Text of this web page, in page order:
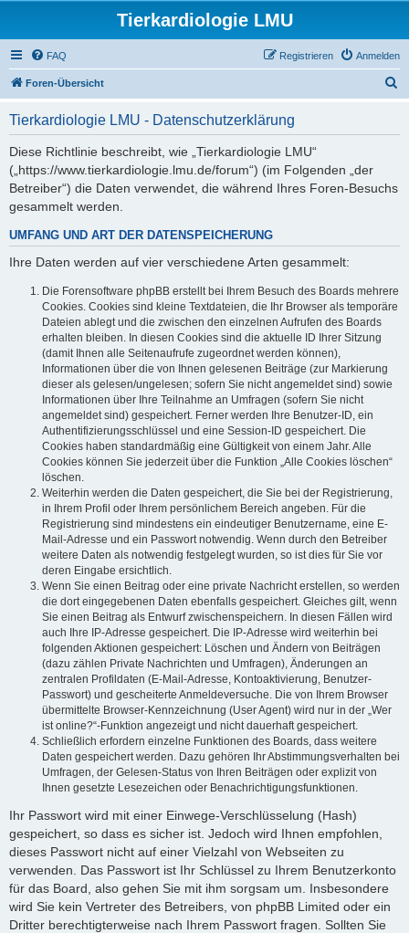
Tierkardiologie LMU
FAQ Anmelden
Registrieren
Foren-Übersicht
Tierkardiologie LMU - Datenschutzerklärung
Diese Richtlinie beschreibt, wie „Tierkardiologie LMU“
(„https://www.tierkardiologie.lmu.de/forum“) (im Folgenden „der
Betreiber“) die Daten verwendet, die während Ihres Foren-Besuchs
gesammelt werden.
UMFANG UND ART DER DATENSPEICHERUNG
Ihre Daten werden auf vier verschiedene Arten gesammelt:
Die Forensoftware phpBB erstellt bei Ihrem Besuch des Boards mehrere
Cookies. Cookies sind kleine Textdateien, die Ihr Browser als temporäre
Dateien ablegt und die zwischen den einzelnen Aufrufen des Boards
erhalten bleiben. In diesen Cookies sind die aktuelle ID Ihrer Sitzung
(damit Ihnen alle Seitenaufrufe zugeordnet werden können),
Informationen über die von Ihnen gelesenen Beiträge (zur Markierung
dieser als gelesen/ungelesen; sofern Sie nicht angemeldet sind) sowie
Informationen über Ihre Teilnahme an Umfragen (sofern Sie nicht
angemeldet sind) gespeichert. Ferner werden Ihre Benutzer-ID, ein
Authentifizierungsschlüssel und eine Session-ID gespeichert. Die
Cookies haben standardmäßig eine Gültigkeit von einem Jahr. Alle
Cookies können Sie jederzeit über die Funktion „Alle Cookies löschen“
löschen.
Weiterhin werden die Daten gespeichert, die Sie bei der Registrierung,
in Ihrem Profil oder Ihrem persönlichem Bereich angeben. Für die
Registrierung sind mindestens ein eindeutiger Benutzername, eine E-
Mail-Adresse und ein Passwort notwendig. Wenn durch den Betreiber
weitere Daten als notwendig festgelegt wurden, so ist dies für Sie vor
deren Eingabe ersichtlich.
Wenn Sie einen Beitrag oder eine private Nachricht erstellen, so werden
die dort eingegebenen Daten ebenfalls gespeichert. Gleiches gilt, wenn
Sie einen Beitrag als Entwurf zwischenspeichern. In diesen Fällen wird
auch Ihre IP-Adresse gespeichert. Die IP-Adresse wird weiterhin bei
folgenden Aktionen gespeichert: Löschen und Ändern von Beiträgen
(dazu zählen Private Nachrichten und Umfragen), Änderungen an
zentralen Profildaten (E-Mail-Adresse, Kontoaktivierung, Benutzer-
Passwort) und gescheiterte Anmeldeversuche. Die von Ihrem Browser
übermittelte Browser-Kennzeichnung (User Agent) wird nur in der „Wer
ist online?“-Funktion angezeigt und nicht dauerhaft gespeichert.
Schließlich erfordern einzelne Funktionen des Boards, dass weitere
Daten gespeichert werden. Dazu gehören Ihr Abstimmungsverhalten bei
Umfragen, der Gelesen-Status von Ihren Beiträgen oder explizit von
Ihnen gesetzte Lesezeichen oder Benachrichtigungsfunktionen.
Ihr Passwort wird mit einer Einwege-Verschlüsselung (Hash)
gespeichert, so dass es sicher ist. Jedoch wird Ihnen empfohlen,
dieses Passwort nicht auf einer Vielzahl von Webseiten zu
verwenden. Das Passwort ist Ihr Schlüssel zu Ihrem Benutzerkonto
für das Board, also gehen Sie mit ihm sorgsam um. Insbesondere
wird Sie kein Vertreter des Betreibers, von phpBB Limited oder ein
Dritter berechtigterweise nach Ihrem Passwort fragen. Sollten Sie